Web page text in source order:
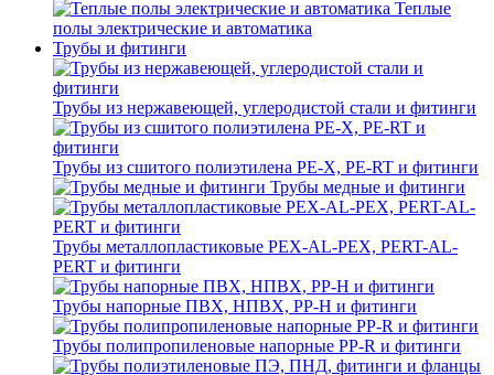
Теплые
полы электрические и автоматика
Трубы и фитинги
Трубы из нержавеющей, углеродистой стали и фитинги
Трубы из сшитого полиэтилена PE-X, PE-RT и фитинги
Трубы медные и фитинги
Трубы металлопластиковые PEX-AL-PEX, PERT-AL-
PERT и фитинги
Трубы напорные ПВХ, НПВХ, PP-H и фитинги
Трубы полипропиленовые напорные PP-R и фитинги